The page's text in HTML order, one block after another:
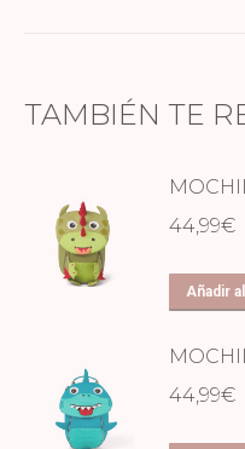
TAMBIÉN TE
44,99€
Añadir
44,99€